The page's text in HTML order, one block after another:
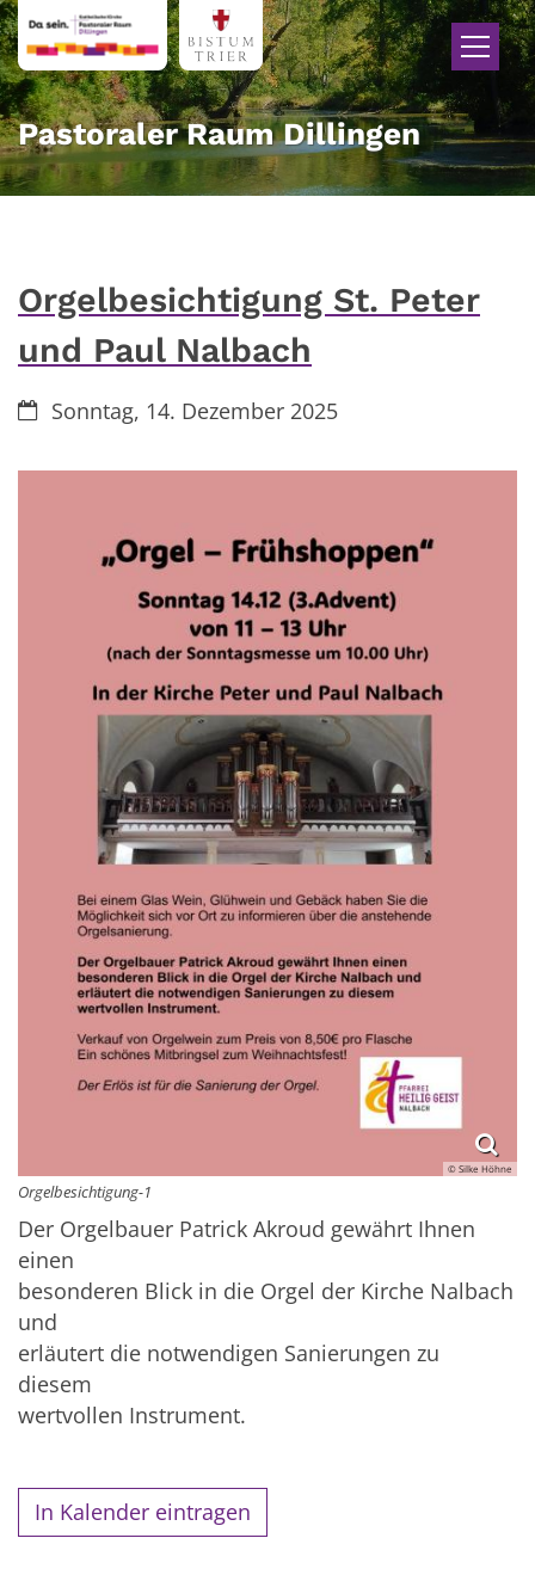
Zum Inhalt springen
Pastoraler Raum Dillingen
Orgelbesichtigung St. Peter
und Paul Nalbach
Datum:Sonntag, 14. Dezember 2025
© Silke Höhne
Orgelbesichtigung-1
Der Orgelbauer Patrick Akroud gewährt Ihnen
einen
besonderen Blick in die Orgel der Kirche Nalbach
und
erläutert die notwendigen Sanierungen zu
diesem
wertvollen Instrument.
In Kalender eintragen